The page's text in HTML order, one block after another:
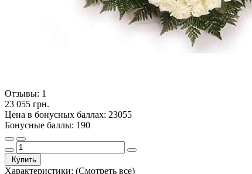
Отзывы: 1
23 055 грн.
Цена в бонусных баллах: 23055
Бонусные баллы: 190
Купить
Характеристики: (Смотреть все)